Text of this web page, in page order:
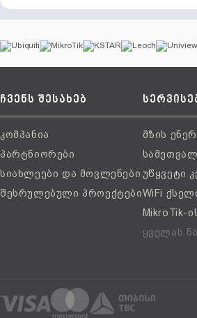
ჩვენს შესახებ
კომპანია
პარტნიორები
სიახლეები და მოვლენები
შესრულებული პროექტები
მზის
უწყვეტი
WiFi
MikroTik-
ყველას